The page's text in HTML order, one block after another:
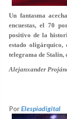
Un fantasma
encuestas, el 70
positivo de la
estado
telegrama de Stalin,
Alejanxander
PorElespiadigital